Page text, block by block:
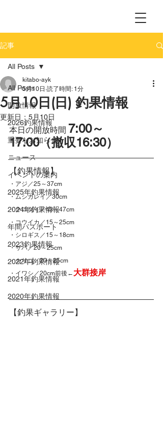
記事
All Posts
開放情報
2026釣果情報
重要なお知らせ
ニュース
イベントの案内
2025年釣果情報
2024年釣果情報
年間パスポート
2023釣果情報
2022年釣果情報
2021年釣果情報
2020年釣果情報
All Posts
5月10日(日) 釣果情報
kitabo-ayk
5月10日 読了時間: 1分
更新日： 5月10日
本日の開放時間 7:00～
17:00（撤収16:30）
【釣果情報】
・アジ／25～37cm
・ムシガレイ／30cm
・クロダイ／43～47cm
・コウイカ／15～25cm
・シロギス／15～18cm
・サバ／20～25cm
・カサゴ／20～25cm
・イワシ／20cm前後← 大群接岸
【釣果ギャラリー】